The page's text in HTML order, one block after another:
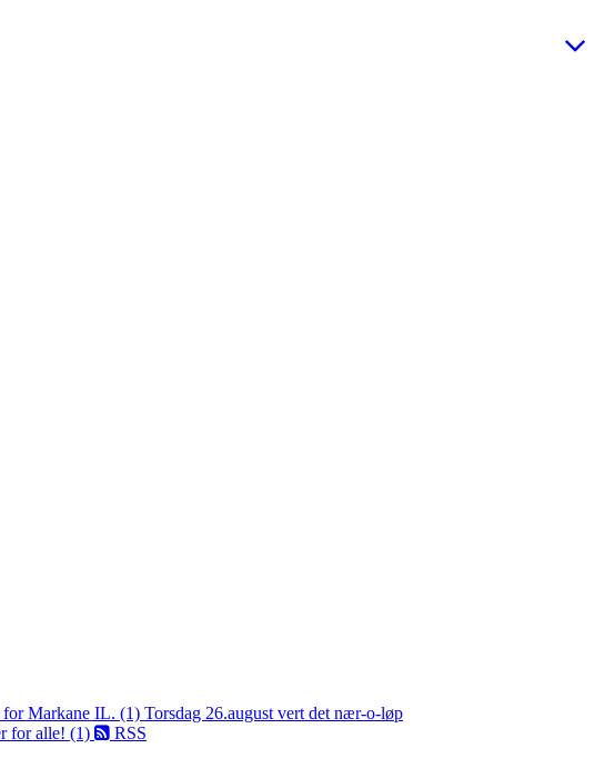
for Markane IL. (1) Torsdag 26.august vert det nær-o-løp
for alle! (1)
RSS